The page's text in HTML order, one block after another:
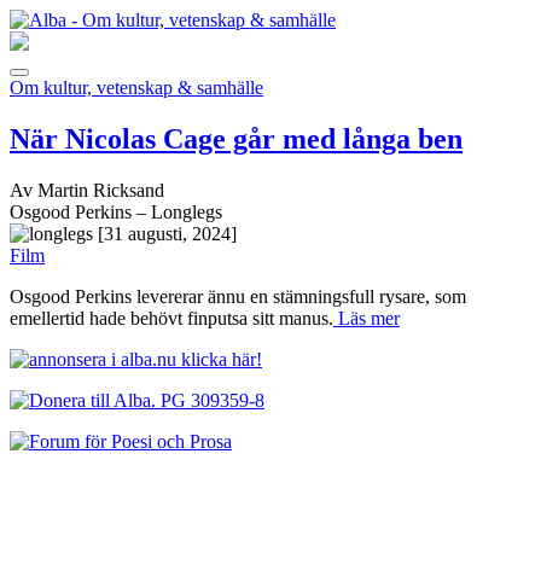
Om kultur, vetenskap & samhälle
När Nicolas Cage går med långa ben
Av Martin Ricksand
Osgood Perkins – Longlegs
[31 augusti, 2024]
Film
Osgood Perkins levererar ännu en stämningsfull rysare, som
emellertid hade behövt finputsa sitt manus. Läs mer